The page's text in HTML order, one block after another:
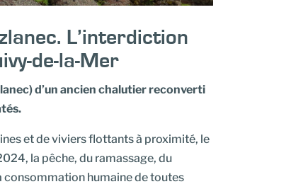
L’interdiction
de-la-Mer
d’un ancien chalutier reconverti
et de viviers flottants à proximité, le
la pêche, du ramassage, du
consommation humaine de toutes